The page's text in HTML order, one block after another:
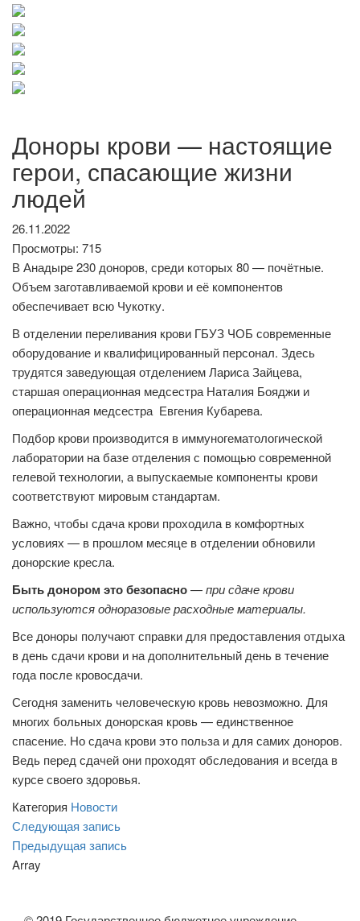
Доноры крови — настоящие
герои, спасающие жизни
людей
26.11.2022
Просмотры: 715
В Анадыре 230 доноров, среди которых 80 — почётные.
Объем заготавливаемой крови и её компонентов
обеспечивает всю Чукотку.
В отделении переливания крови ГБУЗ ЧОБ современные
оборудование и квалифицированный персонал. Здесь
трудятся заведующая отделением Лариса Зайцева,
старшая операционная медсестра Наталия Бояджи и
операционная медсестра Евгения Кубарева.
Подбор крови производится в иммуногематологической
лаборатории на базе отделения с помощью современной
гелевой технологии, а выпускаемые компоненты крови
соответствуют мировым стандартам.
Важно, чтобы сдача крови проходила в комфортных
условиях — в прошлом месяце в отделении обновили
донорские кресла.
Быть донором это безопасно—при сдаче крови
используются одноразовые расходные материалы.
Все доноры получают справки для предоставления отдыха
в день сдачи крови и на дополнительный день в течение
года после кровосдачи.
Сегодня заменить человеческую кровь невозможно. Для
многих больных донорская кровь — единственное
спасение. Но сдача крови это польза и для самих доноров.
Ведь перед сдачей они проходят обследования и всегда в
курсе своего здоровья.
Категория Новости
Навигация
по
записям
Следующая записьСледующая
запись
Предыдущая записьПредыдущая
Array